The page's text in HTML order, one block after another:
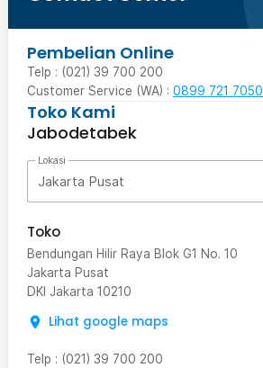
Pembelian Online
Telp : (021) 39 700 200
Customer Service (WA) : 0899 721 7050
Toko Kami
Jabodetabek
Lokasi
Jakarta Pusat
Toko
Bendungan Hilir Raya Blok G1 No. 10
Jakarta Pusat
DKI Jakarta 10210
Lihat google maps
Telp : (021) 39 700 200